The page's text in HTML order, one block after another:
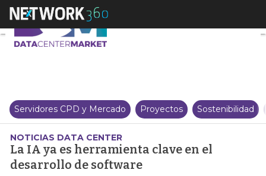
La IA ya es herramienta clave
Servidores CPD y Mercado Proyectos Sostenibilidad
NOTICIAS DATA CENTER
La IA ya es herramienta clave en el
desarrollo de software